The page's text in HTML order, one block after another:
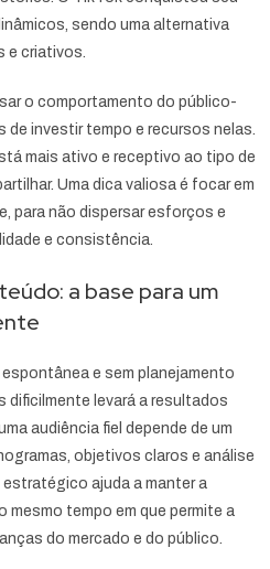
sendo uma alternativa
e criativos.
o comportamento do público-
de investir tempo e recursos nelas.
mais ativo e receptivo ao tipo de
Uma dica valiosa é focar em
para não dispersar esforços e
e consistência.
a base para um
e sem planejamento
dificilmente levará a resultados
audiência fiel depende de um
objetivos claros e análise
ajuda a manter a
mesmo tempo em que permite a
do mercado e do público.